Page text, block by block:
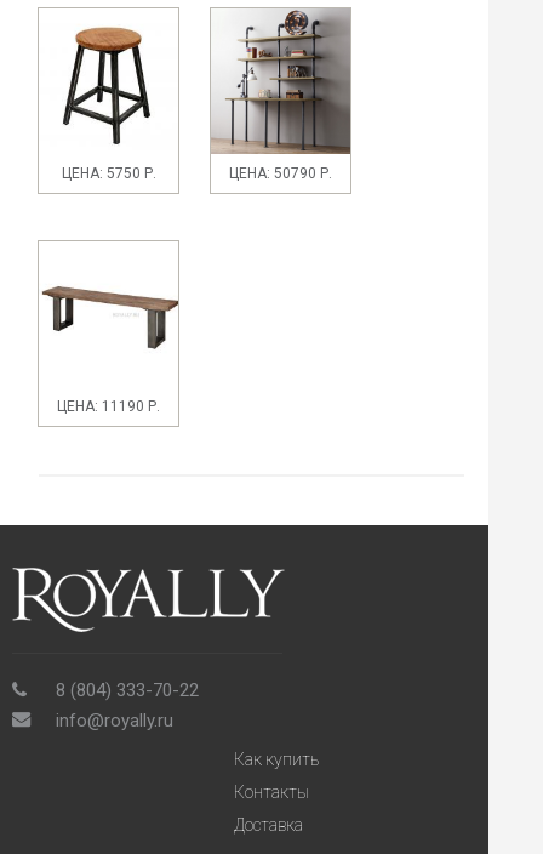
ЦЕНА: 5750 Р. ЦЕНА: 50790 Р.
ЦЕНА: 11190 Р.
8 (804) 333-70-22
info@royally.ru
Как купить
Контакты
Доставка